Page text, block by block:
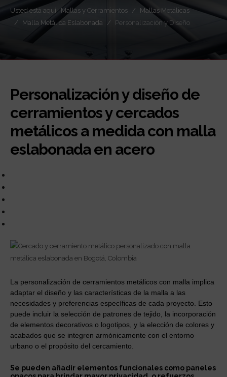
Usted está aquí:Mallas y Cerramientos
Mallas Metálicas
Malla Metálica Eslabonada
Personalización y Diseño
Personalización y diseño de
cerramientos y cercados
metálicos a medida con malla
eslabonada en acero
La personalización de cerramientos metálicos con malla implica
adaptar el diseño y las características de la malla a las
necesidades y preferencias específicas de cada proyecto. Esto
puede incluir la selección de patrones de tejido, la incorporación
de elementos decorativos o logotipos, y la elección de colores y
acabados que se integren armónicamente con el entorno
urbano o el propósito del cercamiento.
Se pueden añadir elementos funcionales como paneles